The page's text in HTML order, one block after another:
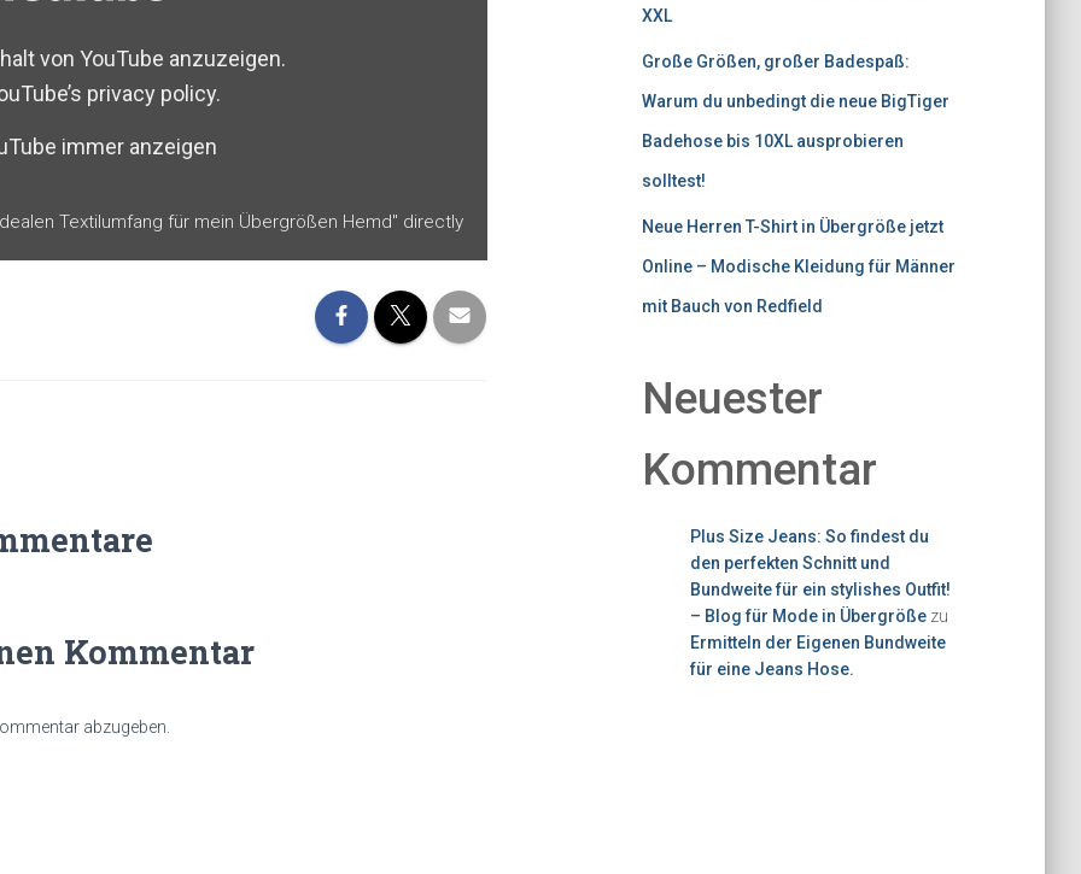
von YouTube anzuzeigen.
privacy policy.
immer anzeigen
Textilumfang für mein Übergrößen Hemd" directly
Kommentar
abzugeben.
XXL
Große Größen, großer Badespaß:
Warum du unbedingt die neue BigTiger
Badehose bis 10XL ausprobieren
solltest!
Neue Herren T-Shirt in Übergröße jetzt
Online – Modische Kleidung für Männer
mit Bauch von Redfield
Neuester
Kommentar
Plus Size Jeans: So findest du
den perfekten Schnitt und
Bundweite für ein stylishes Outfit!
– Blog für Mode in Übergrößezu
Ermitteln der Eigenen Bundweite
für eine Jeans Hose.